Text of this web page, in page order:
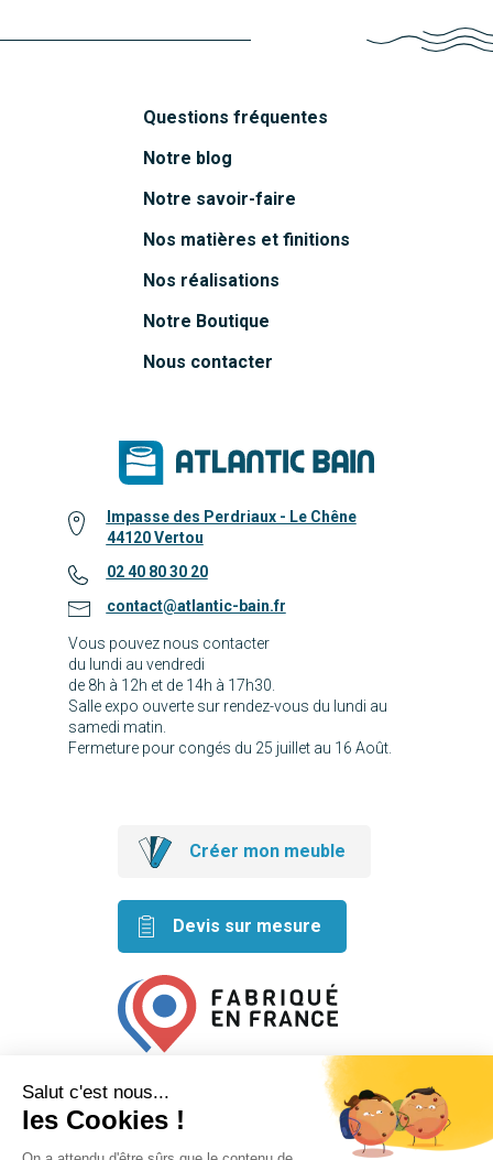
Questions fréquentes
Notre blog
Notre savoir-faire
Nos matières et finitions
Nos réalisations
Notre Boutique
Nous contacter
Impasse des Perdriaux - Le Chêne
44120 Vertou
02 40 80 30 20
contact@atlantic-bain.fr
Vous pouvez nous contacter
du lundi au vendredi
de 8h à 12h et de 14h à 17h30.
Salle expo ouverte sur rendez-vous du lundi au
samedi matin.
Fermeture pour congés du 25 juillet au 16 Août.
Créer mon meuble
Devis sur mesure
Retrouvez nos idées créatives
sur les réseaux